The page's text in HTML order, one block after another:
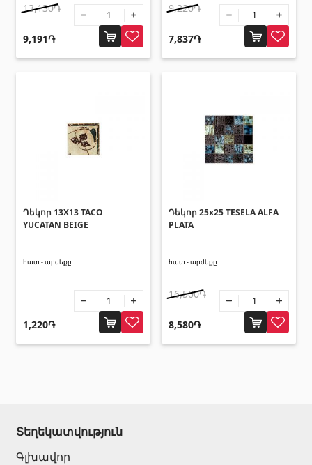
Հովանոցներ (10)
Կղմինդր՝ կերամիկական
Բոլորը
13,130֏
9,191֏
9,220֏
7,837֏
Դեկոր 13X13 TACO
YUCATAN BEIGE
հատ - արժեքը
1,220֏
Դեկոր 25x25 TESELA ALFA
PLATA
հատ - արժեքը
16,500֏
8,580֏
Տեղեկատվություն
Գլխավոր